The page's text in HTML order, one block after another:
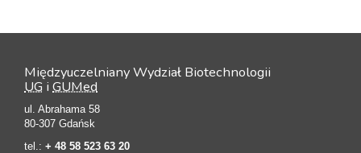
Międzyuczelniany Wydział Biotechnologii
UG i GUMed
ul. Abrahama 58
80-307 Gdańsk
tel.: + 48 58 523 63 20